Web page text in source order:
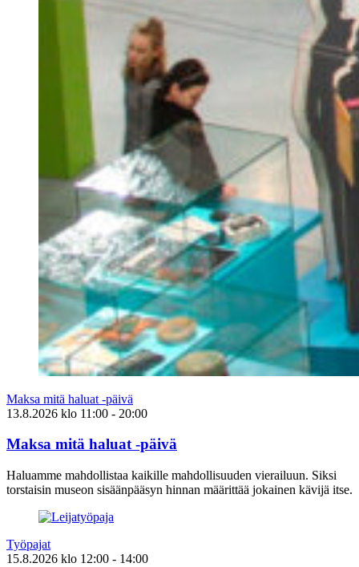
Maksa mitä haluat -päivä
13.8.2026 klo 11:00 - 20:00
Maksa mitä haluat -päivä
Haluamme mahdollistaa kaikille mahdollisuuden vierailuun. Siksi
torstaisin museon sisäänpääsyn hinnan määrittää jokainen kävijä itse.
Työpajat
15.8.2026 klo 12:00 - 14:00